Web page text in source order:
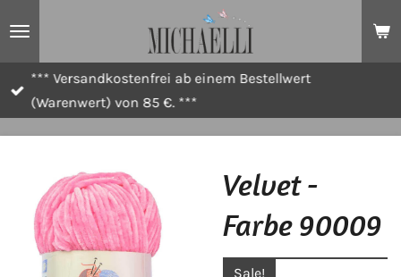
*** Versandkostenfrei ab einem Bestellwert
(Warenwert) von 85 €. ***
Velvet -
Farbe 90009
Sale!